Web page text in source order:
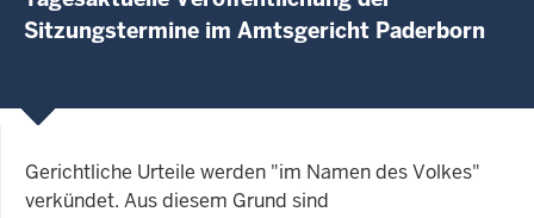
Sitzungstermine im Amtsgericht Paderborn
Gerichtliche Urteile werden "im Namen des Volkes"
verkündet. Aus diesem Grund sind